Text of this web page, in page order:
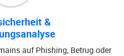
&
auf Phishing, Betrug oder